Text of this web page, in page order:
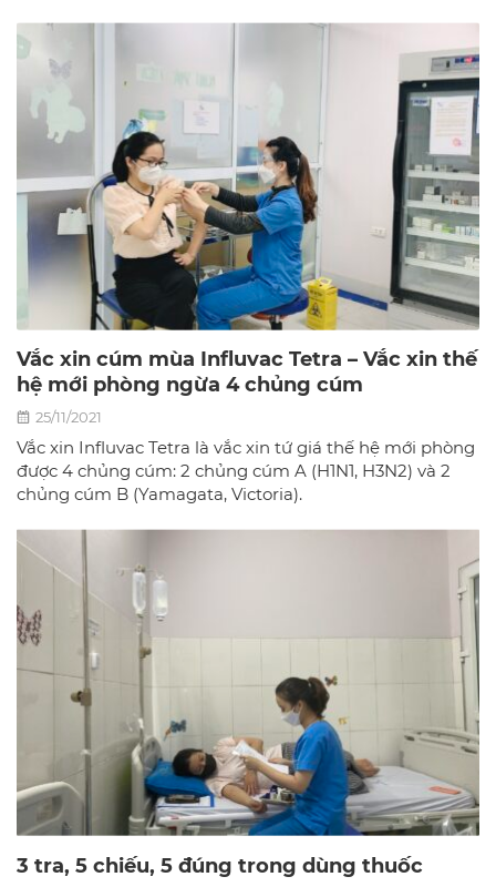
Vắc xin cúm mùa Influvac Tetra – Vắc xin thế
hệ mới phòng ngừa 4 chủng cúm
25/11/2021
Vắc xin Influvac Tetra là vắc xin tứ giá thế hệ mới phòng
được 4 chủng cúm: 2 chủng cúm A (H1N1, H3N2) và 2
chủng cúm B (Yamagata, Victoria).
3 tra, 5 chiếu, 5 đúng trong dùng thuốc